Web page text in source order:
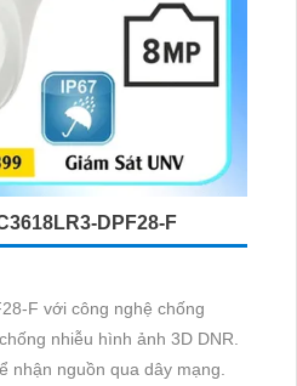
DPF28-F
F với công nghệ chống
nhiễu hình ảnh 3D DNR.
nhận nguồn qua dây mạng.